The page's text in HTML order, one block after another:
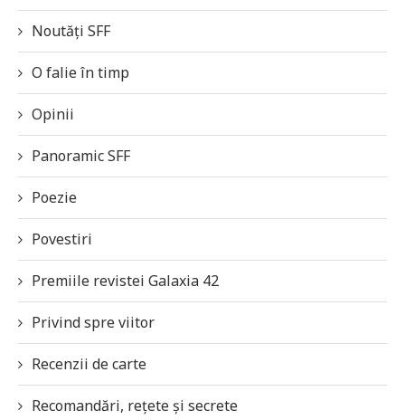
Noutăți SFF
O falie în timp
Opinii
Panoramic SFF
Poezie
Povestiri
Premiile revistei Galaxia 42
Privind spre viitor
Recenzii de carte
Recomandări, rețete și secrete